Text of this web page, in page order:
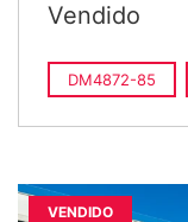
Vendido
DM4872-85
VENDIDO